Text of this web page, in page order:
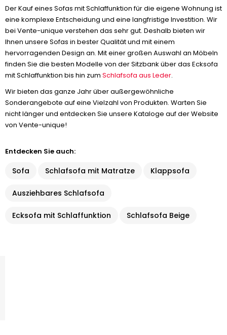
Der Kauf eines Sofas mit Schlaffunktion für die eigene Wohnung ist
eine komplexe Entscheidung und eine langfristige Investition. Wir
bei Vente-unique verstehen das sehr gut. Deshalb bieten wir
Ihnen unsere Sofas in bester Qualität und mit einem
hervorragenden Design an. Mit einer großen Auswahl an Möbeln
finden Sie die besten Modelle von der Sitzbank über das Ecksofa
mit Schlaffunktion bis hin zum Schlafsofa aus Leder.
Wir bieten das ganze Jahr über außergewöhnliche
Sonderangebote auf eine Vielzahl von Produkten. Warten Sie
nicht länger und entdecken Sie unsere Kataloge auf der Website
von Vente-unique!
Entdecken Sie auch:
Sofa Schlafsofa mit Matratze Klappsofa
Ausziehbares Schlafsofa
Ecksofa mit Schlaffunktion Schlafsofa Beige